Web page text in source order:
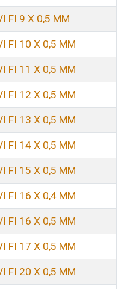
FI 9 X 0,5 MM
FI 10 X 0,5 MM
FI 11 X 0,5 MM
FI 12 X 0,5 MM
FI 13 X 0,5 MM
FI 14 X 0,5 MM
FI 15 X 0,5 MM
FI 16 X 0,4 MM
FI 16 X 0,5 MM
FI 17 X 0,5 MM
FI 20 X 0,5 MM